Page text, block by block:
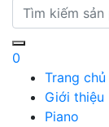
0
Trang chủ
Giới thiệu
Piano